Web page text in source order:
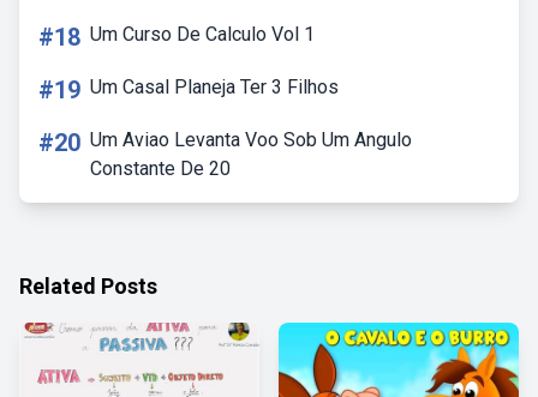
#18 Um Curso De Calculo Vol 1
#19 Um Casal Planeja Ter 3 Filhos
#20 Um Aviao Levanta Voo Sob Um Angulo
Constante De 20
Related Posts